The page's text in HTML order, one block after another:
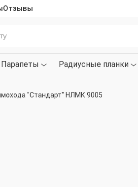
Отзывы
Парапеты Радиусные планки
"Стандарт" НЛМК 9005